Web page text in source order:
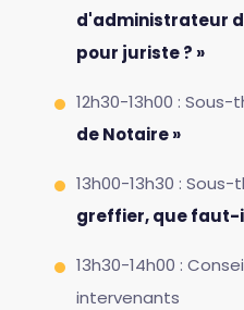
d'administrateur
pour juriste ? »
12h30-13h00 : Sous-
de Notaire »
13h00-13h30 : Sous-
greffier, que faut-
13h30-14h00 :
intervenants